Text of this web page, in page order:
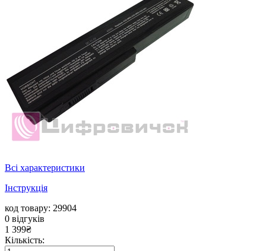
Всі характеристики
Інструкція
код товару: 29904
0 відгуків
1 399₴
Кількість: